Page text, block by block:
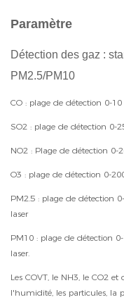
Paramètre
Détection des gaz :
PM2.5/PM10
CO : plage de détection 0-
SO2 : plage de détection 0-
NO2 : Plage de détection
O3 : plage de détection 0-
PM2.5 : plage de détection
laser
PM10 : plage de détection
laser.
Les COVT, le NH3, le CO2
l'humidité, les particules, la